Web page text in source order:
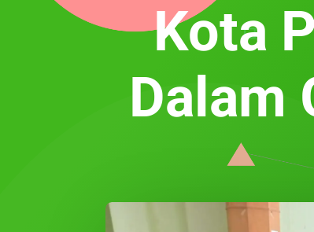
Kota
Dalam